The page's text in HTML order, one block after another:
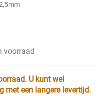
voorraad
U kunt wel
met een langere levertijd.